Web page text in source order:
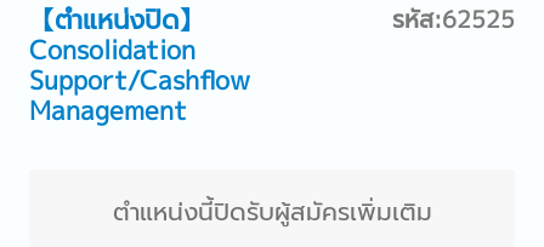
【ตำแหน่งปิด】
Consolidation
Support/Cashflow
Management
รหัส:62525
ตำแหน่งนี้ปิดรับผู้สมัครเพิ่มเติม